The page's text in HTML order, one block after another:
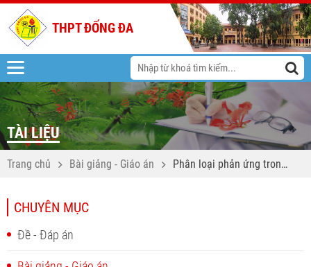
THPT ĐỐNG ĐA
TÀI LIỆU
Trang chủ Bài giảng - Giáo án
Phân loại phản ứng trong
CHUYÊN MỤC
Đề - Đáp án